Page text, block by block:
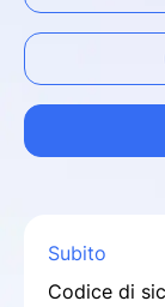
Subito
Codice di